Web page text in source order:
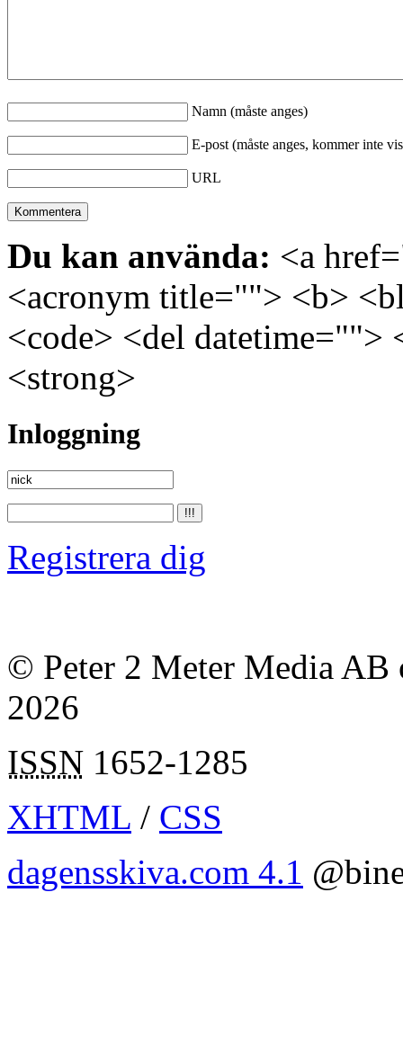
Namn (måste anges)
E-post (måste anges, kommer inte
URL
Du kan använda: <a
<acronym title=""> <b>
<code> <del
<strong>
Inloggning
Registrera dig
© Peter 2 Meter Media AB
2026
ISSN 1652-1285
XHTML / CSS
dagensskiva.com 4.1